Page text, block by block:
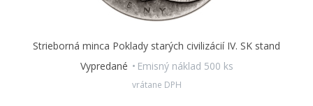
Strieborná minca Poklady starých civilizácií IV. SK stand
Vypredané
Emisný náklad 500 ks
vrátane DPH